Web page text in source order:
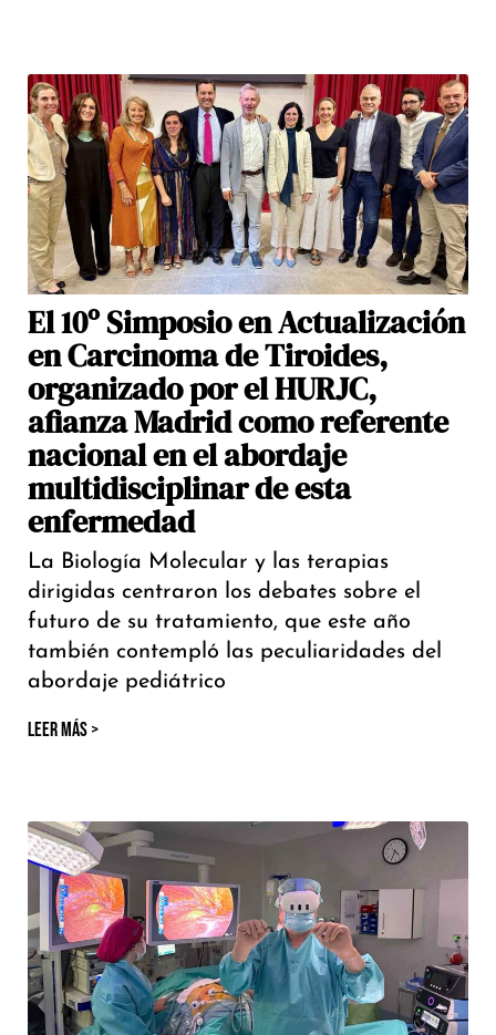
El 10º Simposio en Actualización
en Carcinoma de Tiroides,
organizado por el HURJC,
afianza Madrid como referente
nacional en el abordaje
multidisciplinar de esta
enfermedad
La Biología Molecular y las terapias
dirigidas centraron los debates sobre el
futuro de su tratamiento, que este año
también contempló las peculiaridades del
abordaje pediátrico
LEER MÁS >